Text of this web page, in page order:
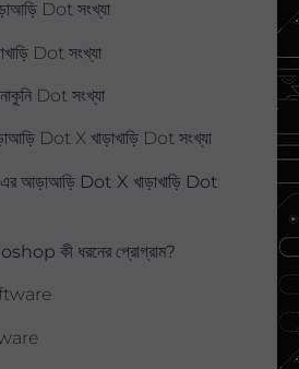
Dot সংখ্যা
Dot সংখ্যা
Dot সংখ্যা
Dot X খাড়াখাড়ি Dot সংখ্যা
আড়াআড়ি Dot X খাড়াখাড়ি Dot
কী ধরনের প্রোগ্রাম?